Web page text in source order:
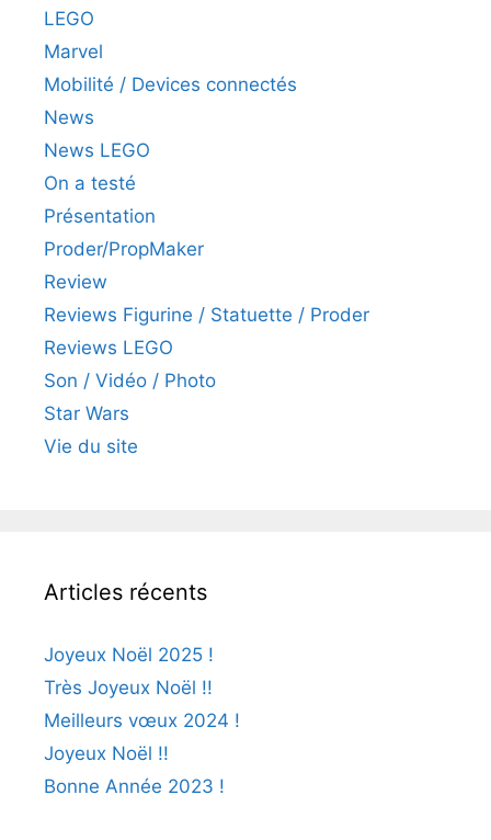
LEGO
Marvel
Mobilité / Devices connectés
News
News LEGO
On a testé
Présentation
Proder/PropMaker
Review
Reviews Figurine / Statuette / Proder
Reviews LEGO
Son / Vidéo / Photo
Star Wars
Vie du site
Articles récents
Joyeux Noël 2025 !
Très Joyeux Noël !!
Meilleurs vœux 2024 !
Joyeux Noël !!
Bonne Année 2023 !